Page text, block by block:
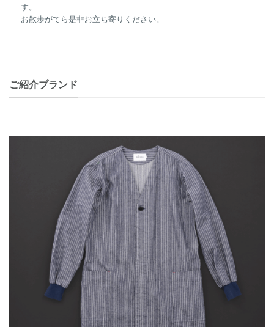
す。
お散歩がてら是非お立ち寄りください。
ご紹介ブランド